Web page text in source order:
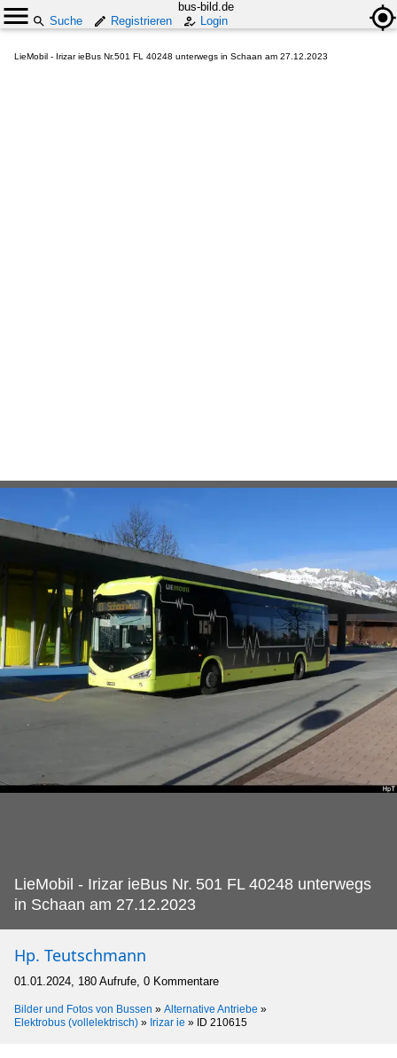
bus-bild.de
Suche
Registrieren Login
LieMobil - Irizar ieBus Nr.501 FL 40248 unterwegs in Schaan am 27.12.2023
LieMobil - Irizar ieBus Nr. 501 FL 40248 unterwegs
in Schaan am 27.12.2023
Hp. Teutschmann
01.01.2024, 180 Aufrufe, 0 Kommentare
Bilder und Fotos von Bussen » Alternative Antriebe »
Elektrobus (vollelektrisch) » Irizar ie » ID 210615